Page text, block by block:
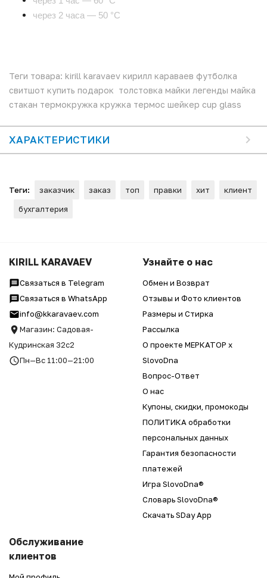
через 2 часа — 50 °С
Теги товара: kirill karavaev кирилл караваев футболка
свитшот купить подарок толстовка майки легенды майка
стакан термокружка кружка термос шейкер cup glass
ХАРАКТЕРИСТИКИ
Теги: заказчик заказ топ правки хит
клиент
бухгалтерия
KIRILL KARAVAEV
Связаться в Telegram
Связаться в WhatsApp
info@kkaravaev.com
Магазин: Садовая-
Кудринская 32с2
Пн—Вс 11:00—21:00
Узнайте о нас
Обмен и Возврат
Отзывы и Фото клиентов
Размеры и Стирка
Рассылка
О проекте МЕРКАТОР x
SlovoDna
Вопрос-Ответ
О нас
Купоны, скидки, промокоды
ПОЛИТИКА обработки
персональных данных
Гарантия безопасности
платежей
Игра SlovoDna®
Словарь SlovoDna®
Скачать SDay App
Обслуживание
клиентов